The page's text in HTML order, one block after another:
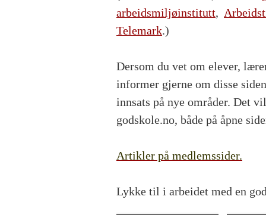
arbeidsmiljøinstitutt,
Telemark.)
Dersom du vet om elever,
informer gjerne om disse
innsats på nye områder. Det
godskole.no, både på åpne
Artikler på medlemssider.
Lykke til i arbeidet med en